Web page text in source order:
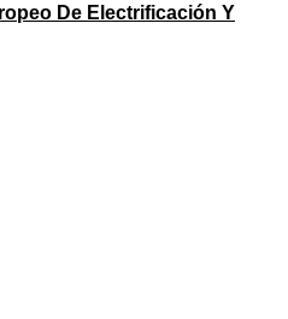
De Electrificación Y